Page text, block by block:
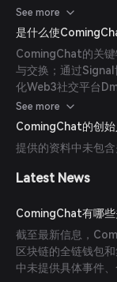
Signal协议的加密消
社交平台，融合了
See more
是什么使
ComingChat的关键
与交换；通过
化Web3社交平台
内全面且安全的使用
See more
ComingChat的创始
提供的资料中未包
Latest News
ComingChat有哪些
截至最新信息，
区块链的全链钱包
中未提供具体事件